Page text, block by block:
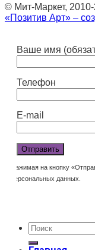
© Мит-Маркет,
«Позитив Арт» –
Ваше имя
Телефон
E-mail
Нажимая на кнопку
персональных данных.